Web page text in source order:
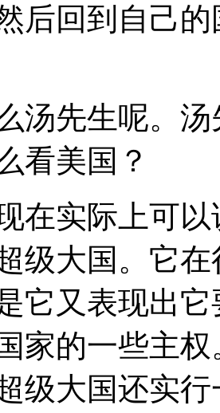
后回到自己
汤先生呢。
看美国？
在实际上可
级大国。它
它又表现出
家的一些主
级大国还实